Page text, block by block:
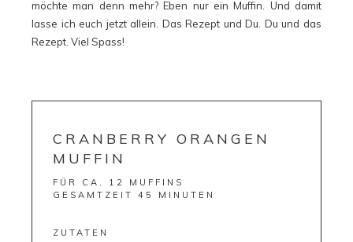
möchte man denn mehr? Eben nur ein Muffin. Und damit
lasse ich euch jetzt allein. Das Rezept und Du. Du und das
Rezept. Viel Spass!
CRANBERRY ORANGEN
MUFFIN
FÜR CA. 12 MUFFINS
GESAMTZEIT 45 MINUTEN
ZUTATEN